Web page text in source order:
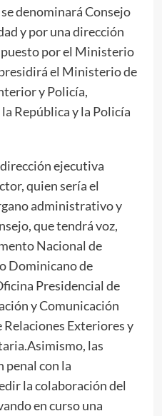
denominará Consejo
y por una dirección
por el Ministerio
el Ministerio de
y Policía,
República y la Policía
ejecutiva
quien sería el
administrativo y
que tendrá voz,
Nacional de
Dominicano de
Presidencial de
y Comunicación
Exteriores y
las
penal con la
la colaboración del
en curso una